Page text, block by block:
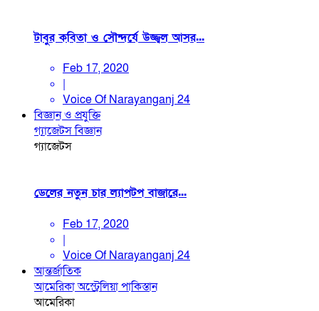
টাবুর কবিতা ও সৌন্দর্যে উজ্জ্বল আসর...
Feb 17, 2020
|
Voice Of Narayanganj 24
বিজ্ঞান ও প্রযুক্তি
গ্যাজেটসবিজ্ঞান
গ্যাজেটস
ডেলের নতুন চার ল্যাপটপ বাজারে...
Feb 17, 2020
|
Voice Of Narayanganj 24
আন্তর্জাতিক
আমেরিকাঅস্ট্রেলিয়াপাকিস্তান
আমেরিকা